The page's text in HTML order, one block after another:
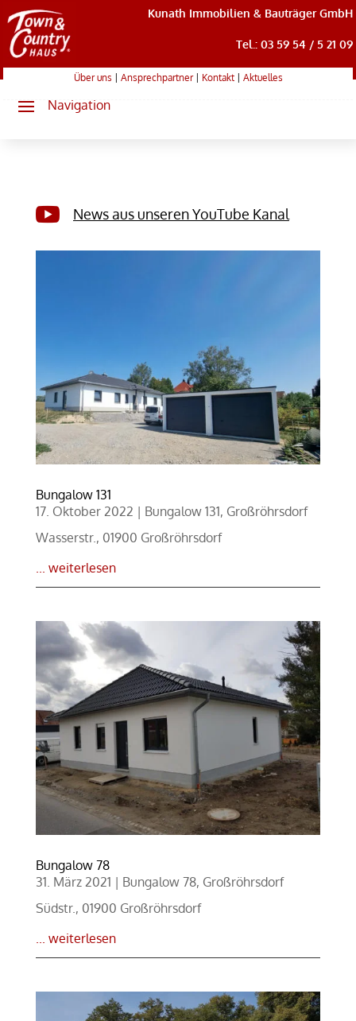
Kunath Immobilien & Bauträger GmbH
Tel.: 03 59 54 / 5 21 09
Über uns Ansprechpartner| Kontakt| Aktuelles
 News aus unseren YouTube Kanal
Bungalow 131
17. Oktober 2022 | Bungalow 131, Großröhrsdorf
Wasserstr., 01900 Großröhrsdorf
... weiterlesen
Bungalow 78
31. März 2021 | Bungalow 78, Großröhrsdorf
Südstr., 01900 Großröhrsdorf
... weiterlesen